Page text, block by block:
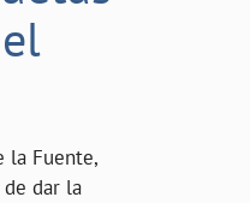
la Fuente,
dar la